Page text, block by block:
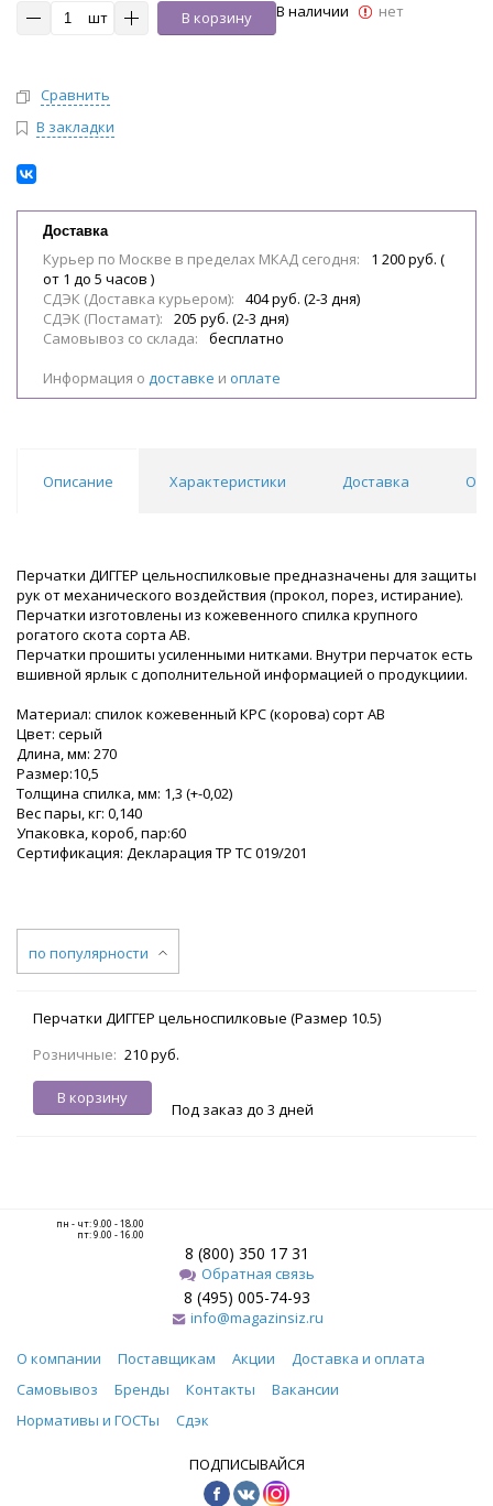
шт В корзину В наличии нет
Сравнить
В закладки
Доставка
Курьер по Москве в пределах МКАД сегодня:
1 200 руб. (
от 1 до 5 часов )
СДЭК (Доставка курьером):
404 руб. (2-3 дня)
СДЭК (Постамат):
205 руб. (2-3 дня)
Самовывоз со склада:
бесплатно
Информация о доставке и оплате
Описание Характеристики Доставка
Перчатки ДИГГЕР цельноспилковые предназначены для защиты
рук от механического воздействия (прокол, порез, истирание).
Перчатки изготовлены из кожевенного спилка крупного
рогатого скота сорта АВ.
Перчатки прошиты усиленными нитками. Внутри перчаток есть
вшивной ярлык с дополнительной информацией о продукциии.
Материал: спилок кожевенный КРС (корова) сорт АВ
Цвет: серый
Длина, мм: 270
Размер:10,5
Толщина спилка, мм: 1,3 (+-0,02)
Вес пары, кг: 0,140
Упаковка, короб, пар:60
Сертификация: Декларация ТР ТС 019/201
по популярности
Перчатки ДИГГЕР цельноспилковые (Размер 10.5)
Розничные: 210 руб.
В корзину
Под заказ до 3 дней
пн - чт: 9.00 - 18.00
пт: 9.00 - 16.00
8 (800) 350 17 31
Обратная связь
8 (495) 005-74-93
info@magazinsiz.ru
О компании Поставщикам Акции
Доставка и оплата
Самовывоз
Бренды Контакты
Вакансии
Нормативы и ГОСТы
Сдэк
ПОДПИСЫВАЙСЯ